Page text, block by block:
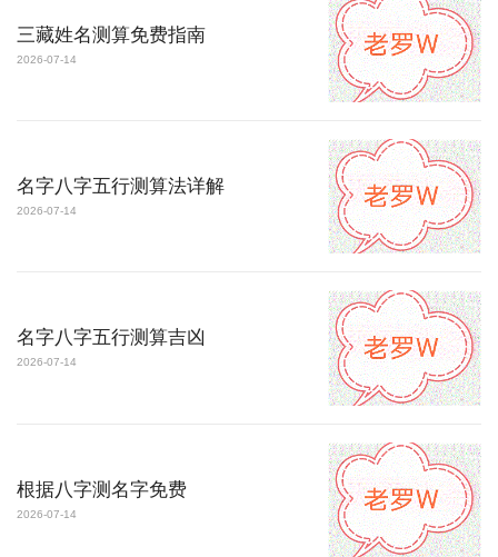
三藏姓名测算免费指南
2026-07-14
名字八字五行测算法详解
2026-07-14
名字八字五行测算吉凶
2026-07-14
根据八字测名字免费
2026-07-14